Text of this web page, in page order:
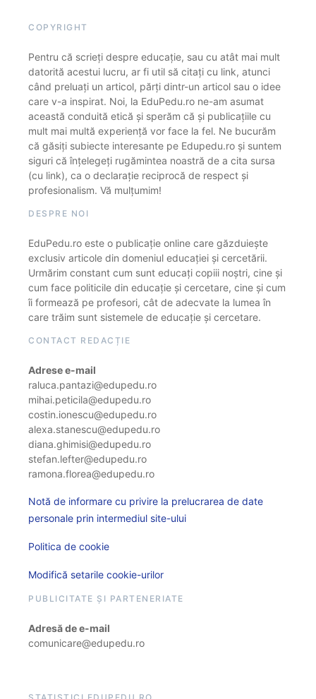
COPYRIGHT
Pentru că scrieți despre educație, sau cu atât mai mult
datorită acestui lucru, ar fi util să citați cu link, atunci
când preluați un articol, părți dintr-un articol sau o idee
care v-a inspirat. Noi, la EduPedu.ro ne-am asumat
această conduită etică și sperăm că și publicațiile cu
mult mai multă experiență vor face la fel. Ne bucurăm
că găsiți subiecte interesante pe Edupedu.ro și suntem
siguri că înțelegeți rugămintea noastră de a cita sursa
(cu link), ca o declarație reciprocă de respect și
profesionalism. Vă mulțumim!
DESPRE NOI
EduPedu.ro este o publicație online care găzduiește
exclusiv articole din domeniul educației și cercetării.
Urmărim constant cum sunt educați copiii noștri, cine și
cum face politicile din educație și cercetare, cine și cum
îi formează pe profesori, cât de adecvate la lumea în
care trăim sunt sistemele de educație și cercetare.
CONTACT REDACȚIE
Adrese e-mail
raluca.pantazi@edupedu.ro
mihai.peticila@edupedu.ro
costin.ionescu@edupedu.ro
alexa.stanescu@edupedu.ro
diana.ghimisi@edupedu.ro
stefan.lefter@edupedu.ro
ramona.florea@edupedu.ro
Notă de informare cu privire la prelucrarea de date
personale prin intermediul site-ului
Politica de cookie
Modifică setarile cookie-urilor
PUBLICITATE ȘI PARTENERIATE
Adresă de e-mail
comunicare@edupedu.ro